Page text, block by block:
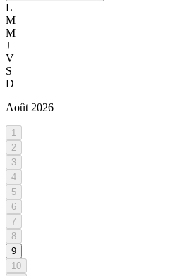
L
M
M
J
V
S
D
Août 2026
1
2
3
4
5
6
7
8
9
10